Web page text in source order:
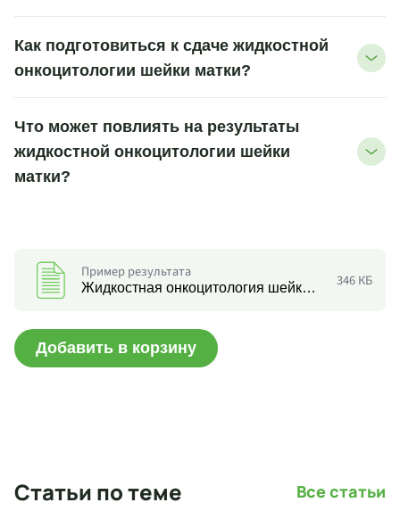
Как подготовиться к сдаче жидкостной
онкоцитологии шейки матки?
Что может повлиять на результаты
жидкостной онкоцитологии шейки
матки?
Пример результата
Жидкостная онкоцитология шейки матки с иммуноцитохимическим определением коэкспрессии р16/Ki67 346 КБ
Добавить в корзину
Статьи по теме Все статьи